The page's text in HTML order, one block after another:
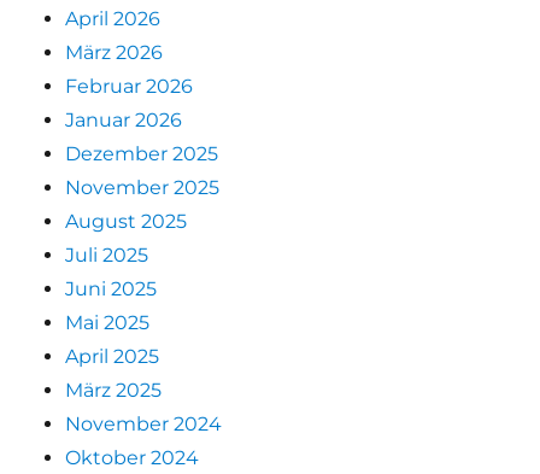
April 2026
März 2026
Februar 2026
Januar 2026
Dezember 2025
November 2025
August 2025
Juli 2025
Juni 2025
Mai 2025
April 2025
März 2025
November 2024
Oktober 2024